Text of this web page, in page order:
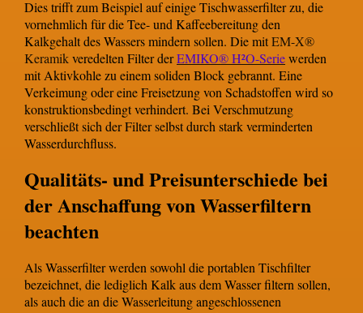
Dies trifft zum Beispiel auf einige Tischwasserfilter zu, die
vornehmlich für die Tee- und Kaffeebereitung den
Kalkgehalt des Wassers mindern sollen. Die mitEM-X®
Keramikveredelten Filter derEMIKO® H²O-Seriewerden
mit Aktivkohle zu einem soliden Block gebrannt. Eine
Verkeimung oder eine Freisetzung von Schadstoffen wird so
konstruktionsbedingt verhindert. Bei Verschmutzung
verschließt sich der Filter selbst durch stark verminderten
Wasserdurchfluss.
Qualitäts- und Preisunterschiede bei
der Anschaffung von Wasserfiltern
beachten
Als Wasserfilter werden sowohl die portablen Tischfilter
bezeichnet, die lediglich Kalk aus dem Wasser filtern sollen,
als auch die an die Wasserleitung angeschlossenen